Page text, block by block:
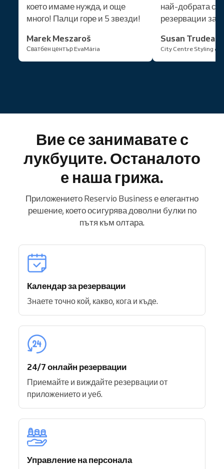
което имаме нужда, и още
много! Палци горе и 5 звезди!
Marek Meszaroš
Сватбен център EvaMária
най-добрата
резервации за
Susan Trudeau
City Centre Styling &
Вие се занимавате с
лукбуците. Останалото
е наша грижа.
Приложението Reservio Business е елегантно
решение, което осигурява доволни булки по
пътя към олтара.
Календар за резервации
Знаете точно кой, какво, кога и къде.
24/7 онлайн резервации
Приемайте и виждайте резервации от
приложението и уеб.
Управление на персонала